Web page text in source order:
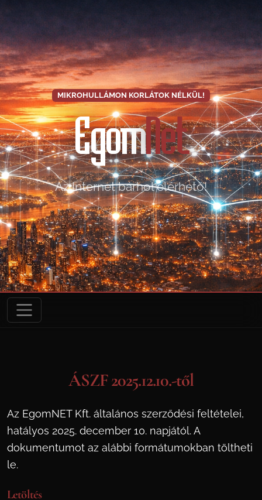
MIKROHULLÁMON KORLÁTOK NÉLKÜL!
EgomNet
Az Internet bárhol elérhető!
ÁSZF 2025.12.10.-től
Az EgomNET Kft. általános szerződési feltételei,
hatályos 2025. december 10. napjától. A
dokumentumot az alábbi formátumokban töltheti
le.
Letöltés